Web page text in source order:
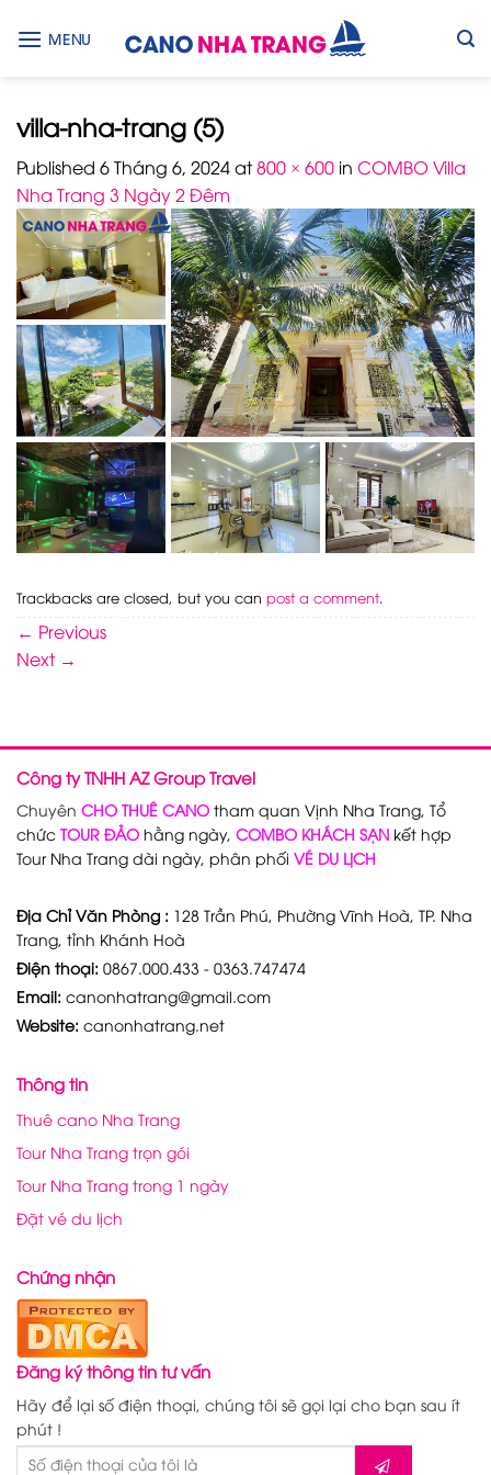
MENU
villa-nha-trang (5)
Published 6 Tháng 6, 2024at800 × 600 in COMBO Villa
Nha Trang 3 Ngày 2 Đêm
Trackbacks are closed, but you can post a comment.
← Previous
Next →
Công ty TNHH AZ Group Travel
Chuyên CHO THUÊ CANO tham quan Vịnh Nha Trang, Tổ
chức TOUR ĐẢO hằng ngày, COMBO KHÁCH SẠN kết hợp
Tour Nha Trang dài ngày, phân phối VÉ DU LỊCH
Địa Chỉ Văn Phòng : 128 Trần Phú, Phường Vĩnh Hoà, TP. Nha
Trang, tỉnh Khánh Hoà
Điện thoại: 0867.000.433 - 0363.747474
Email: canonhatrang@gmail.com
Website: canonhatrang.net
Thông tin
Thuê cano Nha Trang
Tour Nha Trang trọn gói
Tour Nha Trang trong 1 ngày
Đặt vé du lịch
Chứng nhận
Đăng ký thông tin tư vấn
Hãy để lại số điện thoại, chúng tôi sẽ gọi lại cho bạn sau ít
phút !